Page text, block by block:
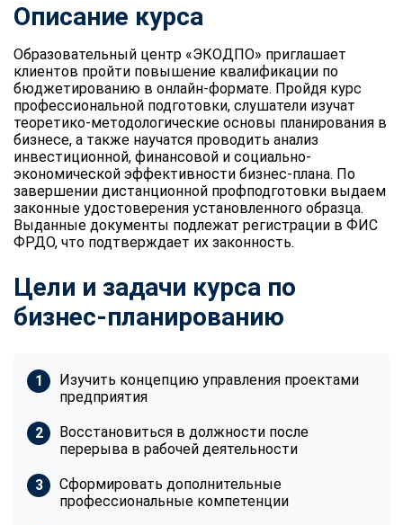
Описание курса
Образовательный центр «ЭКОДПО» приглашает
клиентов пройти повышение квалификации по
бюджетированию в онлайн-формате. Пройдя курс
профессиональной подготовки, слушатели изучат
теоретико-методологические основы планирования в
бизнесе, а также научатся проводить анализ
инвестиционной, финансовой и социально-
экономической эффективности бизнес-плана. По
завершении дистанционной профподготовки выдаем
законные удостоверения установленного образца.
Выданные документы подлежат регистрации в ФИС
ФРДО, что подтверждает их законность.
Цели и задачи курса по
бизнес-планированию
Изучить концепцию управления проектами
предприятия
Восстановиться в должности после
перерыва в рабочей деятельности
Сформировать дополнительные
профессиональные компетенции